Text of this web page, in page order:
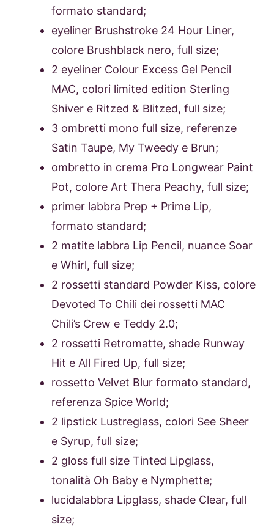
formato standard;
eyeliner Brushstroke 24 Hour Liner,
colore Brushblack nero, full size;
2 eyeliner Colour Excess Gel Pencil
MAC, colori limited edition Sterling
Shiver e Ritzed & Blitzed, full size;
3 ombretti mono full size, referenze
Satin Taupe, My Tweedy e Brun;
ombretto in crema Pro Longwear Paint
Pot, colore Art Thera Peachy, full size;
primer labbra Prep + Prime Lip,
formato standard;
2 matite labbra Lip Pencil, nuance Soar
e Whirl, full size;
2 rossetti standard Powder Kiss, colore
Devoted To Chili dei rossetti MAC
Chili’s Crew e Teddy 2.0;
2 rossetti Retromatte, shade Runway
Hit e All Fired Up, full size;
rossetto Velvet Blur formato standard,
referenza Spice World;
2 lipstick Lustreglass, colori See Sheer
e Syrup, full size;
2 gloss full size Tinted Lipglass,
tonalità Oh Baby e Nymphette;
lucidalabbra Lipglass, shade Clear, full
size;